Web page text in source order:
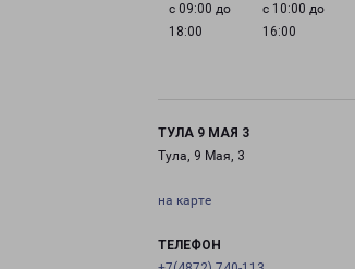
с 09:00 до
18:00
с 10:00 до
16:00
ТУЛА 9 МАЯ 3
Тула, 9 Мая, 3
на карте
ТЕЛЕФОН